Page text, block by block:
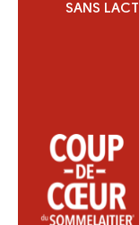
SANS